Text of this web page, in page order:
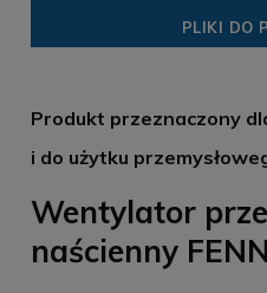
PLIKI DO
Produkt przeznaczony
i do użytku
Wentylator
naścienny